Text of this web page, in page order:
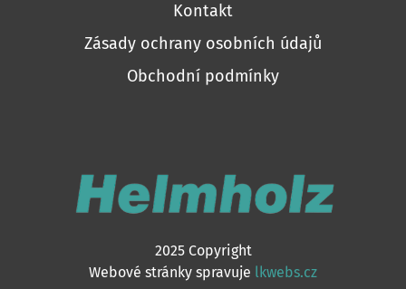
Kontakt
Zásady ochrany osobních údajů
Obchodní podmínky
2025 Copyright
Webové stránky spravuje lkwebs.cz